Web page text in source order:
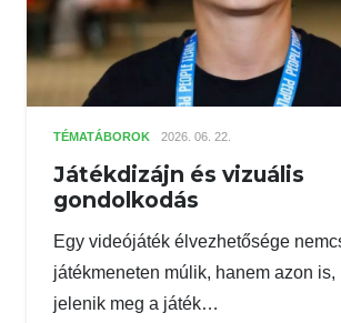
TÉMATÁBOROK 2026. 06. 22.
Játékdizájn és vizuális
gondolkodás
Egy videójáték élvezhetősége
játékmeneten múlik, hanem azon is,
jelenik meg a játék…